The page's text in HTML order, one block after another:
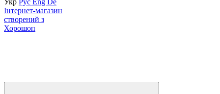
Інтернет-магазин
створений з
Хорошоп